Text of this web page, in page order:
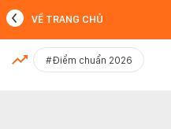
MỚI NHẤT
VỀ TRANG CHỦ
#Điểm chuẩn 2026